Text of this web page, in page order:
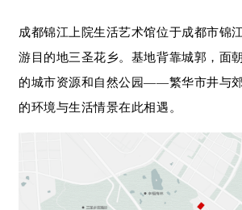
成都锦江上院生活艺术馆位于成都市锦
游目的地三圣花乡。基地背靠城郭，面
的城市资源和自然公园——繁华市井与
的环境与生活情景在此相遇。